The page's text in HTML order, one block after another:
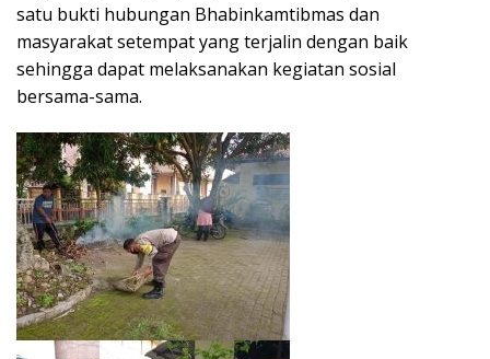
satu bukti hubungan Bhabinkamtibmas dan
masyarakat setempat yang terjalin dengan baik
sehingga dapat melaksanakan kegiatan sosial
bersama-sama.